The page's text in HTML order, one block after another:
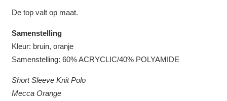
De top valt op maat.
Samenstelling
Kleur: bruin, oranje
Samenstelling: 60% ACRYCLIC/40% POLYAMIDE
Short Sleeve Knit Polo
Mecca Orange